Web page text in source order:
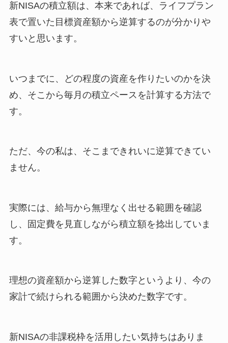
新NISAの積立額は、本来であれば、ライフプラン
表で置いた目標資産額から逆算するのが分かりや
すいと思います。
いつまでに、どの程度の資産を作りたいのかを決
め、そこから毎月の積立ペースを計算する方法で
す。
ただ、今の私は、そこまできれいに逆算できてい
ません。
実際には、給与から無理なく出せる範囲を確認
し、固定費を見直しながら積立額を捻出していま
す。
理想の資産額から逆算した数字というより、今の
家計で続けられる範囲から決めた数字です。
新NISAの非課税枠を活用したい気持ちはありま